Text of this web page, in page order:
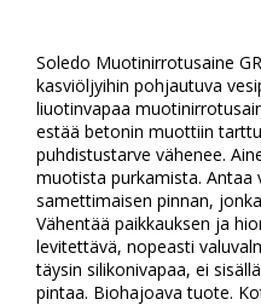
Soledo Muotinirrotusaine
kasviöljyihin pohjautuva
liuotinvapaa
estää betonin muottiin
puhdistustarve vähenee.
muotista purkamista. Antaa
samettimaisen pinnan,
Vähentää paikkauksen ja
levitettävä, nopeasti
täysin silikonivapaa, ei
pintaa. Biohajoava tuote.